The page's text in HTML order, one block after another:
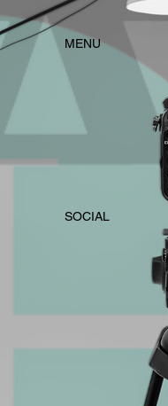
​MENU
​SOCIAL